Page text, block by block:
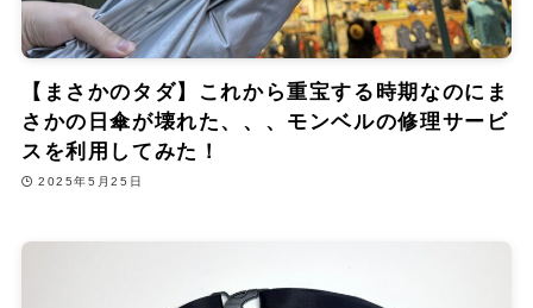
【まさかのタダ】これから重宝する時期なのにま
さかの日傘が壊れた、、、モンベルの修理サービ
スを利用してみた！
2025年5月25日